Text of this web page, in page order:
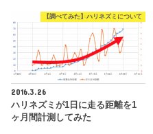
【調べてみた】ハリネズミについて
2016.3.26
ハリネズミが1日に走る距離を1
ヶ月間計測してみた